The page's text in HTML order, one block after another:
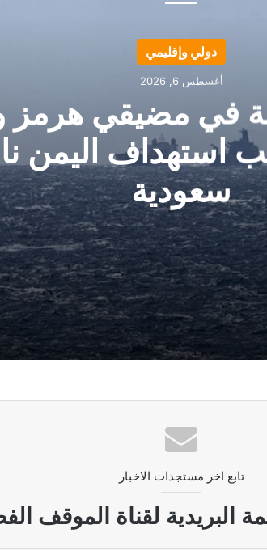
دولي وإقليمي
أغسطس 6, 2026
في مضيقي هرمز
استهداف اليمن
سعودية
اليمن ناقلة سعودية
تابع اخر مستجدات الاخبار
البريدية لقناة الموقف